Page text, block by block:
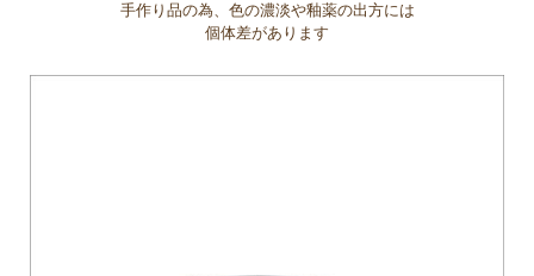
手作り品の為、色の濃淡や釉薬の出方には
個体差があります